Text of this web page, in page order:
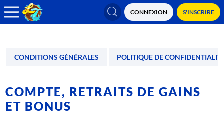
CONNEXION S'INSCRIRE
JEUX
TOURNOIS
CONDITIONS GÉNÉRALES POLITIQUE DE
COMPTE, RETRAITS DE GAINS
ET BONUS